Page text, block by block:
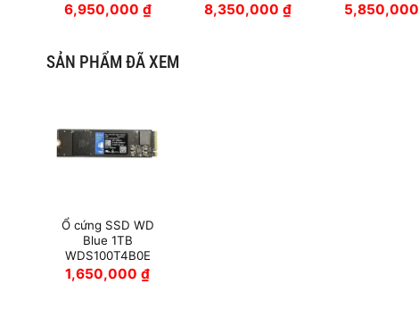
6,950,000 ₫ 8,350,000 ₫ 5,850,000
SẢN PHẨM ĐÃ XEM
Ổ cứng SSD WD
Blue 1TB
WDS100T4B0E
1,650,000₫